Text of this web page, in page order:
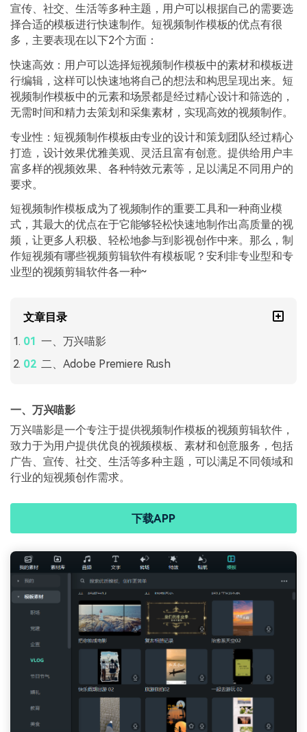
宣传、社交、生活等多种主题，用户可以根据自己的需要选
择合适的模板进行快速制作。短视频制作模板的优点有很
多，主要表现在以下2个方面：
快速高效：用户可以选择短视频制作模板中的素材和模板进
行编辑，这样可以快速地将自己的想法和构思呈现出来。短
视频制作模板中的元素和场景都是经过精心设计和筛选的，
无需时间和精力去策划和采集素材，实现高效的视频制作。
专业性：短视频制作模板由专业的设计和策划团队经过精心
打造，设计效果优雅美观、灵活且富有创意。提供给用户丰
富多样的视频效果、各种特效元素等，足以满足不同用户的
要求。
短视频制作模板成为了视频制作的重要工具和一种商业模
式，其最大的优点在于它能够轻松快速地制作出高质量的视
频，让更多人积极、轻松地参与到影视创作中来。那么，制
作短视频有哪些视频剪辑软件有模板呢？安利非专业型和专
业型的视频剪辑软件各一种~
文章目录
一、万兴喵影
二、Adobe Premiere Rush
一、万兴喵影
万兴喵影是一个专注于提供视频制作模板的视频剪辑软件，
致力于为用户提供优良的视频模板、素材和创意服务，包括
广告、宣传、社交、生活等多种主题，可以满足不同领域和
行业的短视频创作需求。
下载APP